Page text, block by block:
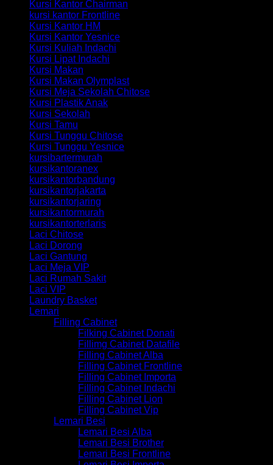
Kursi Kantor Chairman
kursi kantor Frontline
Kursi Kantor HM
Kursi Kantor Yesnice
Kursi Kuliah Indachi
Kursi Lipat Indachi
Kursi Makan
Kursi Makan Olymplast
Kursi Meja Sekolah Chitose
Kursi Plastik Anak
Kursi Sekolah
Kursi Tamu
Kursi Tunggu Chitose
Kursi Tunggu Yesnice
kursibartermurah
kursikantoranex
kursikantorbandung
kursikantorjakarta
kursikantorjaring
kursikantormurah
kursikantorterlaris
Laci Chitose
Laci Dorong
Laci Gantung
Laci Meja VIP
Laci Rumah Sakit
Laci VIP
Laundry Basket
Lemari
Filling Cabinet
Filking Cabinet Donati
Fillimg Cabinet Datafile
Filling Cabinet Alba
Filling Cabinet Frontline
Filling Cabinet Importa
Filling Cabinet Indachi
Filling Cabinet Lion
Filling Cabinet Vip
Lemari Besi
Lemari Besi Alba
Lemari Besi Brother
Lemari Besi Frontline